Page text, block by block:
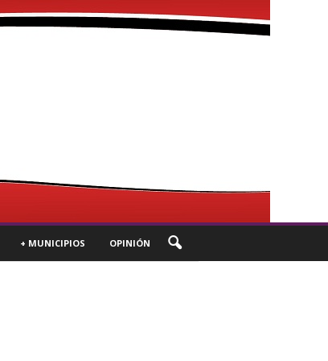
+ MUNICIPIOS OPINIÓN